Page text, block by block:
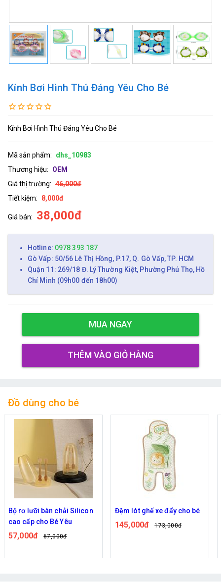
Kính Bơi Hình Thú Đáng Yêu Cho Bé
Kính Bơi Hình Thú Đáng Yêu Cho Bé
Mã sản phẩm:
dhs_10983
Thương hiệu:
OEM
Giá thị trường: 46,000đ
Tiết kiệm:
8,000đ
Giá bán: 38,000đ
Hotline: 0978 393 187
Gò Vấp: 50/56 Lê Thị Hồng, P.17, Q. Gò Vấp, TP. HCM
Quận 11: 269/18 Đ. Lý Thường Kiệt, Phường Phú Thọ, Hồ
Chí Minh (09h00 đến 18h00)
MUA NGAY
THÊM VÀO GIỎ HÀNG
Đồ dùng cho bé
Đệm lót ghế xe đẩy cho bé
145,000đ 173,000đ
Bộ 48 bút dạ quang kèm túi
115,000đ 136,000đ